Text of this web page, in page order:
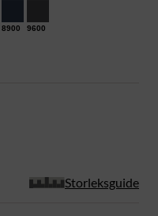
8900 9600
Storleksguide